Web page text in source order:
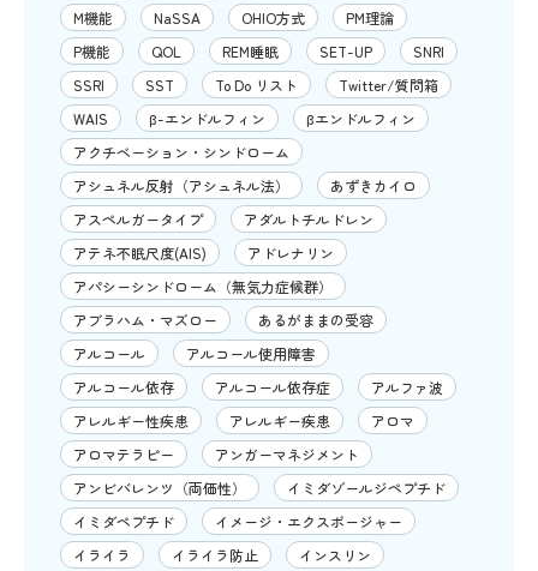
M機能
NaSSA OHIO方式
PM理論
P機能
QOL REM睡眠 SET-UP
SNRI
SSRI
SST To Do リスト
Twitter/質問箱
WAIS
β-エンドルフィン
βエンドルフィン
アクチベーション・シンドローム
アシュネル反射（アシュネル法）
あずきカイロ
アスペルガータイプ
アダルトチルドレン
アテネ不眠尺度(AIS)
アドレナリン
アパシーシンドローム（無気力症候群）
アブラハム・マズロー
あるがままの受容
アルコール
アルコール使用障害
アルコール依存
アルコール依存症
アルファ波
アレルギー性疾患
アレルギー疾患
アロマ
アロマテラピー
アンガーマネジメント
アンビバレンツ（両価性）
イミダゾールジペプチド
イミダペプチド
イメージ・エクスポージャー
イライラ
イライラ防止
インスリン